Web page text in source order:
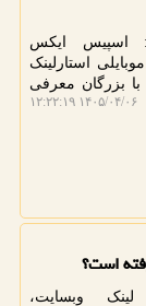
اسپیس ایکس
موبایلی استارلینک
با بزرگان معرفی
۱۴۰۵/۰۴/۰۶ ۱۲:۲۲:۱۹
است؟
وبسایت،